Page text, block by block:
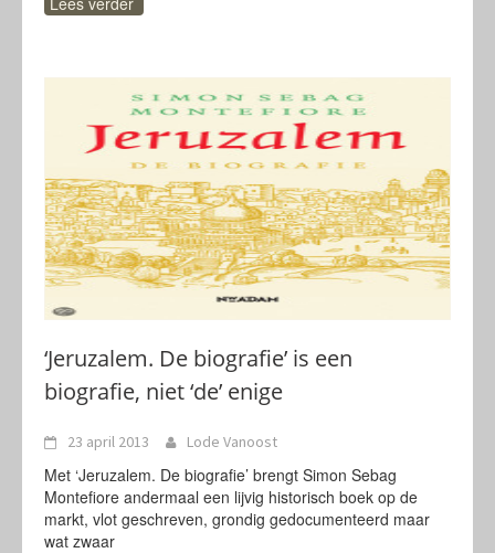
‘Jeruzalem. De biografie’ is een
biografie, niet ‘de’ enige
23 april 2013 Lode Vanoost
Met ‘Jeruzalem. De biografie’ brengt Simon Sebag
Montefiore andermaal een lijvig historisch boek op de
markt, vlot geschreven, grondig gedocumenteerd maar
wat zwaar